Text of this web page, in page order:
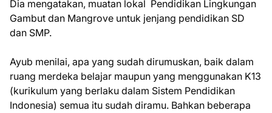
Dia mengatakan, muatan lokal Pendidikan Lingkungan
Gambut dan Mangrove untuk jenjang pendidikan SD
dan SMP.
Ayub menilai, apa yang sudah dirumuskan, baik dalam
ruang merdeka belajar maupun yang menggunakan K13
(kurikulum yang berlaku dalam Sistem Pendidikan
Indonesia) semua itu sudah diramu. Bahkan beberapa